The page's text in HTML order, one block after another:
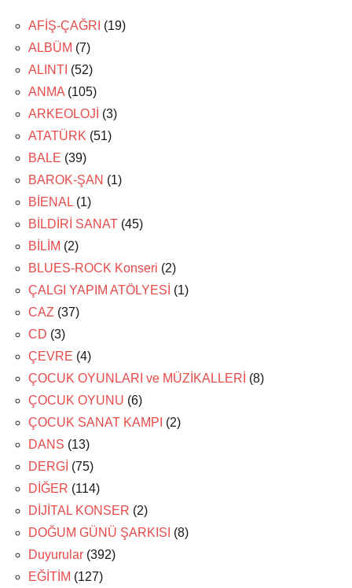
AFİŞ-ÇAĞRI (19)
ALBÜM (7)
ALINTI (52)
ANMA (105)
ARKEOLOJİ (3)
ATATÜRK (51)
BALE (39)
BAROK-ŞAN (1)
BİENAL (1)
BİLDİRİ SANAT (45)
BİLİM (2)
BLUES-ROCK Konseri (2)
ÇALGI YAPIM ATÖLYESİ (1)
CAZ (37)
CD (3)
ÇEVRE (4)
ÇOCUK OYUNLARI ve MÜZİKALLERİ (8)
ÇOCUK OYUNU (6)
ÇOCUK SANAT KAMPI (2)
DANS (13)
DERGİ (75)
DİĞER (114)
DİJİTAL KONSER (2)
DOĞUM GÜNÜ ŞARKISI (8)
Duyurular (392)
EĞİTİM (127)